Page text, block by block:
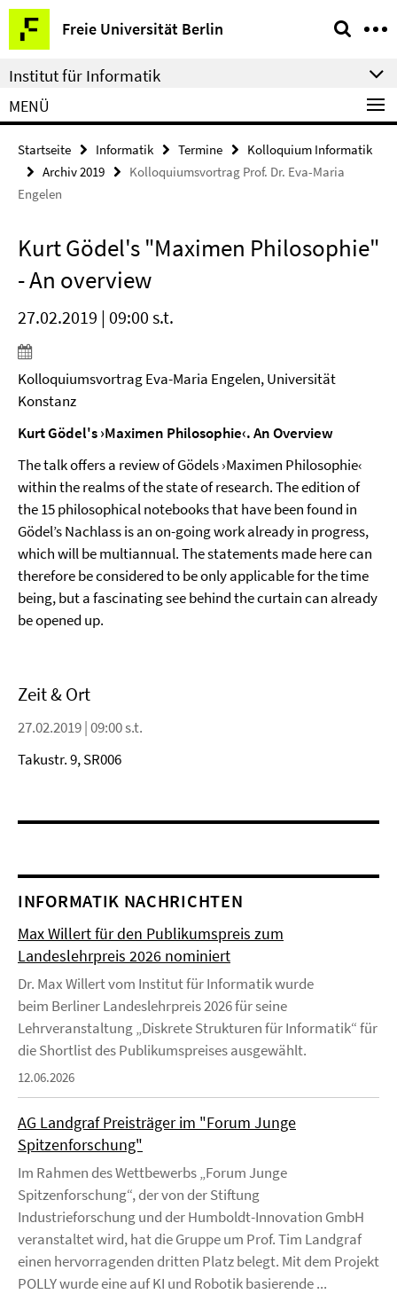
Springe
direkt
zu
Inhalt
Freie Universität Berlin
Service-
Navigation
Institut für Informatik
MENÜ
Startseite Informatik Termine
Kolloquium Informatik
Archiv 2019
Kolloquiumsvortrag Prof. Dr. Eva-Maria
Engelen
Kurt Gödel's "Maximen Philosophie"
- An overview
27.02.2019 | 09:00 s.t.
Kolloquiumsvortrag Eva-Maria Engelen, Universität
Konstanz
Kurt Gödel's ›Maximen Philosophie‹. An Overview
The talk offers a review of Gödels ›Maximen Philosophie‹
within the realms of the state of research. The edition of
the 15 philosophical notebooks that have been found in
Gödel’s Nachlass is an on-going work already in progress,
which will be multiannual. The statements made here can
therefore be considered to be only applicable for the time
being, but a fascinating see behind the curtain can already
be opened up.
Zeit & Ort
27.02.2019 | 09:00 s.t.
Takustr. 9, SR006
INFORMATIK NACHRICHTEN
Max Willert für den Publikumspreis zum
Landeslehrpreis 2026 nominiert
Dr. Max Willert vom Institut für Informatik wurde
beim Berliner Landeslehrpreis 2026 für seine
Lehrveranstaltung „Diskrete Strukturen für Informatik“ für
die Shortlist des Publikumspreises ausgewählt.
12.06.2026
AG Landgraf Preisträger im "Forum Junge
Spitzenforschung"
Im Rahmen des Wettbewerbs „Forum Junge
Spitzenforschung“, der von der Stiftung
Industrieforschung und der Humboldt-Innovation GmbH
veranstaltet wird, hat die Gruppe um Prof. Tim Landgraf
einen hervorragenden dritten Platz belegt. Mit dem Projekt
POLLY wurde eine auf KI und Robotik basierende ...